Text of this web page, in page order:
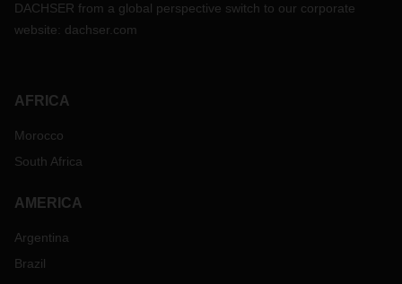
DACHSER from a global perspective switch to our corporate
website: dachser.com
AFRICA
Morocco
South Africa
AMERICA
Argentina
Brazil